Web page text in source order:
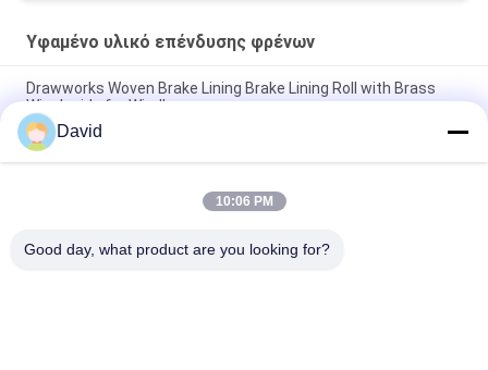
Υφαμένο υλικό επένδυσης φρένων
Drawworks Woven Brake Lining Brake Lining Roll with Brass
Wire Inside for Windlass
Προσαρμοσμένο μη αμίαντο υφασμένο υλικό επένδυσης
φρένων για αγκυροβολητήρα ανεμοθώρακα
Γεωργικός ελκυστήρας υφασμένο υλικό επένδυσης φρένων
David
10:06 PM
Good day, what product are you looking for?